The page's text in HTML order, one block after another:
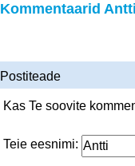
Kommentaarid Antti
Postiteade
Kas Te soovite
Teie eesnimi: